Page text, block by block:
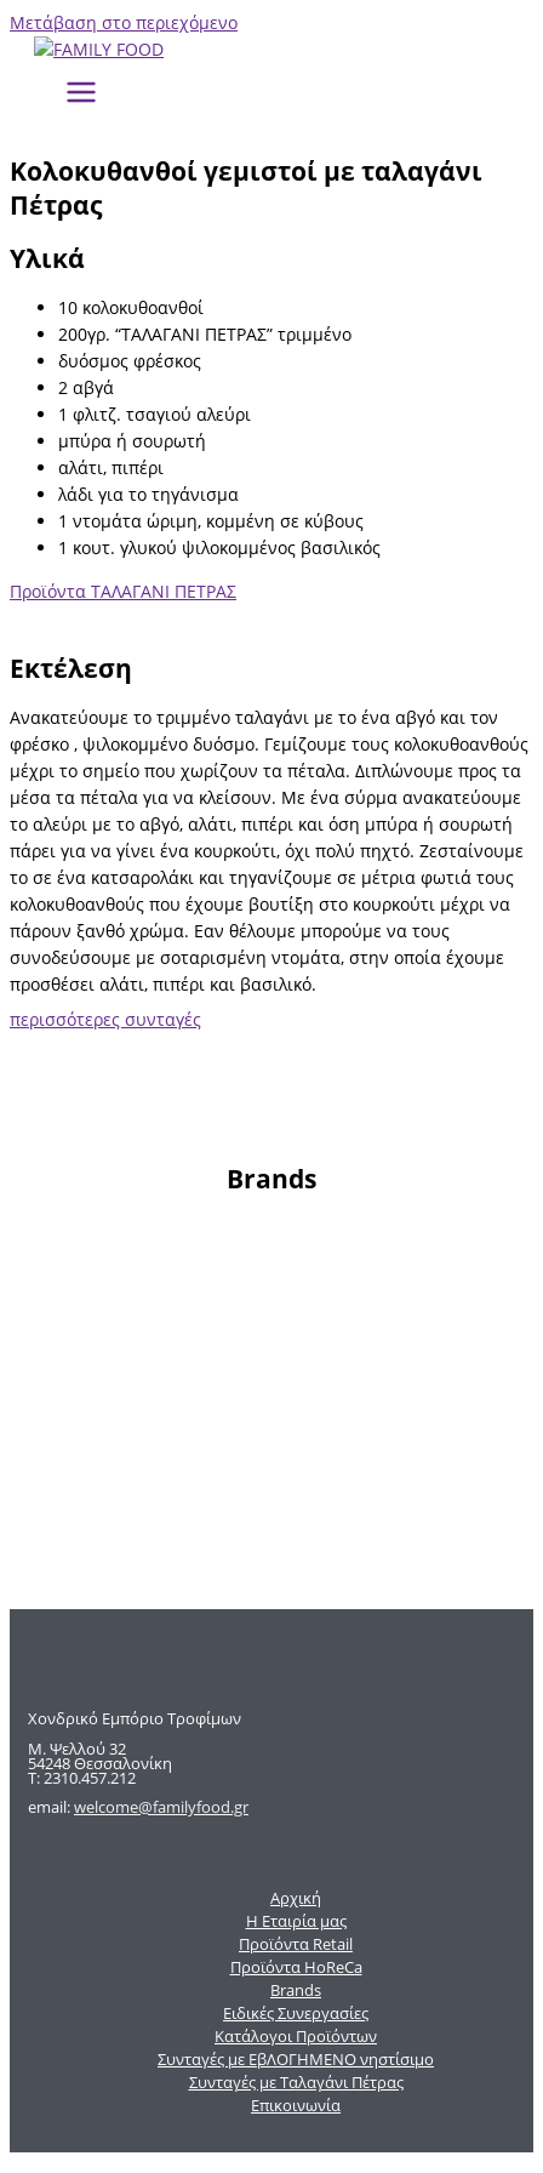
Μετάβαση στο περιεχόμενο
Κολοκυθανθοί γεμιστοί με ταλαγάνι
Πέτρας
Υλικά
10 κολοκυθοανθοί
200γρ. “ΤΑΛΑΓΑΝΙ ΠΕΤΡΑΣ” τριμμένο
δυόσμος φρέσκος
2 αβγά
1 φλιτζ. τσαγιού αλεύρι
μπύρα ή σουρωτή
αλάτι, πιπέρι
λάδι για το τηγάνισμα
1 ντομάτα ώριμη, κομμένη σε κύβους
1 κουτ. γλυκού ψιλοκομμένος βασιλικός
Προϊόντα ΤΑΛΑΓΑΝΙ ΠΕΤΡΑΣ
Εκτέλεση
Ανακατεύουμε το τριμμένο ταλαγάνι με το ένα αβγό και τον
φρέσκο , ψιλοκομμένο δυόσμο. Γεμίζουμε τους κολοκυθοανθούς
μέχρι το σημείο που χωρίζουν τα πέταλα. Διπλώνουμε προς τα
μέσα τα πέταλα για να κλείσουν. Με ένα σύρμα ανακατεύουμε
το αλεύρι με το αβγό, αλάτι, πιπέρι και όση μπύρα ή σουρωτή
πάρει για να γίνει ένα κουρκούτι, όχι πολύ πηχτό. Ζεσταίνουμε
το σε ένα κατσαρολάκι και τηγανίζουμε σε μέτρια φωτιά τους
κολοκυθοανθούς που έχουμε βουτίξη στο κουρκούτι μέχρι να
πάρουν ξανθό χρώμα. Εαν θέλουμε μπορούμε να τους
συνοδεύσουμε με σοταρισμένη ντομάτα, στην οποία έχουμε
προσθέσει αλάτι, πιπέρι και βασιλικό.
περισσότερες συνταγές
Brands
Χονδρικό Εμπόριο Τροφίμων
Μ. Ψελλού 32
54248 Θεσσαλονίκη
Τ: 2310.457.212
email:welcome@familyfood.gr
Αρχική
Η Εταιρία μας
Προϊόντα Retail
Προϊόντα HoReCa
Brands
Ειδικές Συνεργασίες
Κατάλογοι Προϊόντων
Συνταγές με ΕβΛΟΓΗΜΕΝΟ νηστίσιμο
Συνταγές με Ταλαγάνι Πέτρας
Επικοινωνία